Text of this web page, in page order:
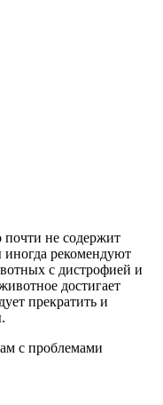
не содержит
рекомендуют
с дистрофией и
достигает
прекратить и
с проблемами